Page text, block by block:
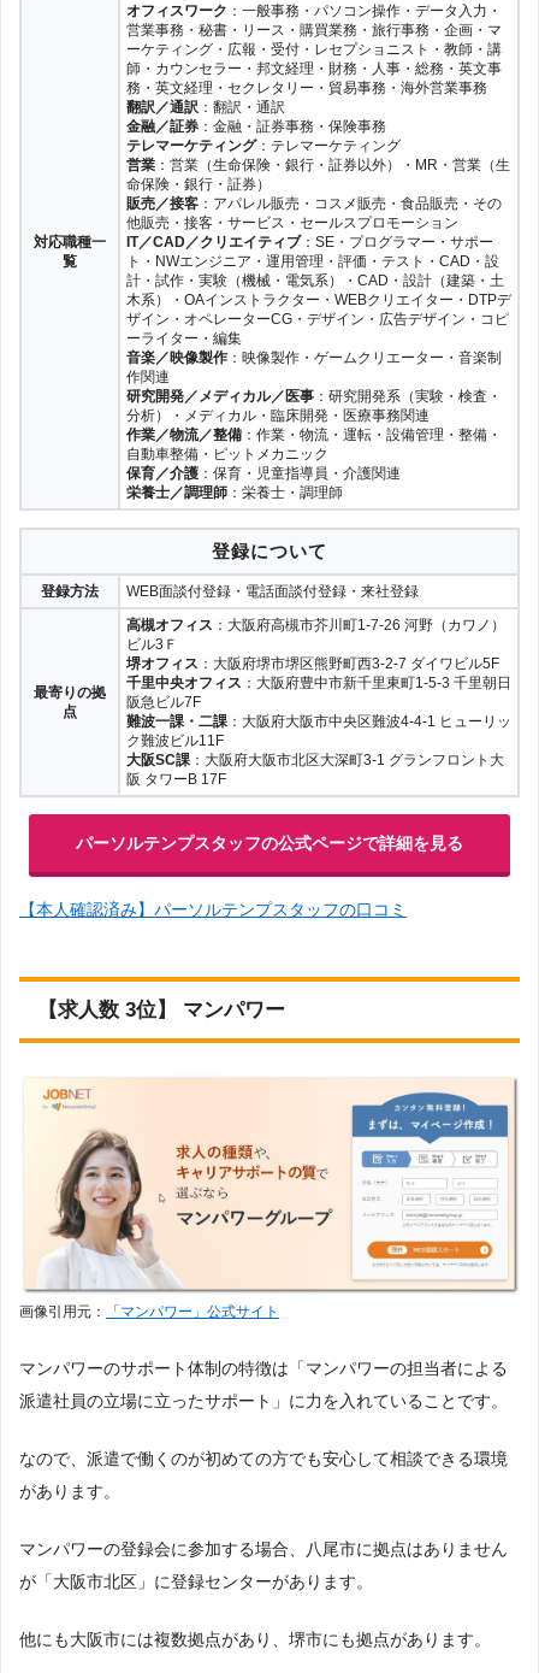
対応職種一
覧
オフィスワーク ：一般事務・パソコン操作・データ入力・
営業事務・秘書・リース・購買業務・旅行事務・企画・マ
ーケティング・広報・受付・レセプショニスト・教師・講
師・カウンセラー・邦文経理・財務・人事・総務・英文事
務・英文経理・セクレタリー・貿易事務・海外営業事務
翻訳／通訳 ：翻訳・通訳
金融／証券 ：金融・証券事務・保険事務
テレマーケティング：テレマーケティング
営業 ：営業（生命保険・銀行・証券以外）・MR・営業（生
命保険・銀行・証券）
販売／接客 ：アパレル販売・コスメ販売・食品販売・その
他販売・接客・サービス・セールスプロモーション
IT／CAD／クリエイティブ：SE・プログラマー・サポー
ト・NWエンジニア・運用管理・評価・テスト・CAD・設
計・試作・実験（機械・電気系）・CAD・設計（建築・土
木系）・OAインストラクター・WEBクリエイター・DTPデ
ザイン・オペレーターCG・デザイン・広告デザイン・コピ
ーライター・編集
音楽／映像製作 ：映像製作・ゲームクリエーター・音楽制
作関連
研究開発／メディカル／医事 ：研究開発系（実験・検査・
分析）・メディカル・臨床開発・医療事務関連
作業／物流／整備 ：作業・物流・運転・設備管理・整備・
自動車整備・ピットメカニック
保育／介護 ：保育・児童指導員・介護関連
栄養士／調理師 ：栄養士・調理師
登録について
登録方法 WEB面談付登録・電話面談付登録・来社登録
最寄りの拠
点
高槻オフィス ：大阪府高槻市芥川町1-7-26 河野（カワノ）
ビル3Ｆ
堺オフィス ：大阪府堺市堺区熊野町西3-2-7 ダイワビル5F
千里中央オフィス ：大阪府豊中市新千里東町1-5-3 千里朝日
阪急ビル7F
難波一課・二課 ：大阪府大阪市中央区難波4-4-1 ヒューリッ
ク難波ビル11F
大阪SC課 ：大阪府大阪市北区大深町3-1 グランフロント大
阪 タワーB 17F
パーソルテンプスタッフの公式ページで詳細を見る
【本人確認済み】パーソルテンプスタッフの口コミ
【求人数 3位】 マンパワー
画像引用元： 「マンパワー」公式サイト
マンパワーのサポート体制の特徴は「マンパワーの担当者による
派遣社員の立場に立ったサポート」に力を入れていることです。
なので、派遣で働くのが初めての方でも安心して相談できる環境
があります。
マンパワーの登録会に参加する場合、八尾市に拠点はありません
が「大阪市北区」に登録センターがあります。
他にも大阪市には複数拠点があり、堺市にも拠点があります。